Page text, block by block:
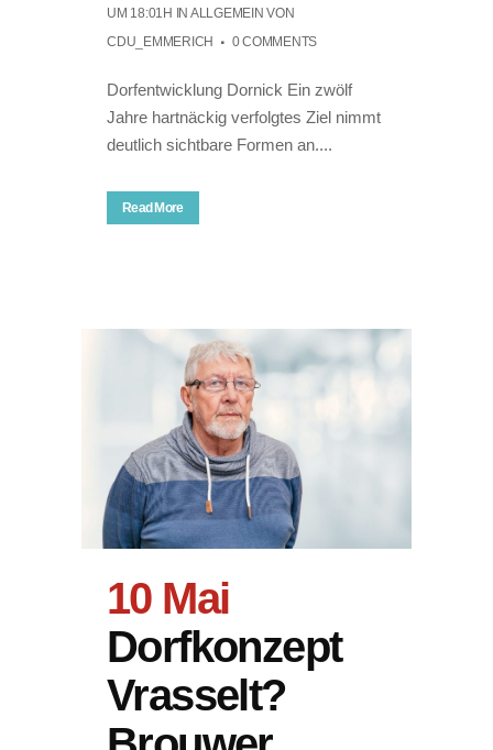
UM 18:01H IN ALLGEMEINVON
CDU_EMMERICH
0 COMMENTS
Dorfentwicklung Dornick Ein zwölf
Jahre hartnäckig verfolgtes Ziel nimmt
deutlich sichtbare Formen an....
Read More
10 Mai
Dorfkonzept
Vrasselt?